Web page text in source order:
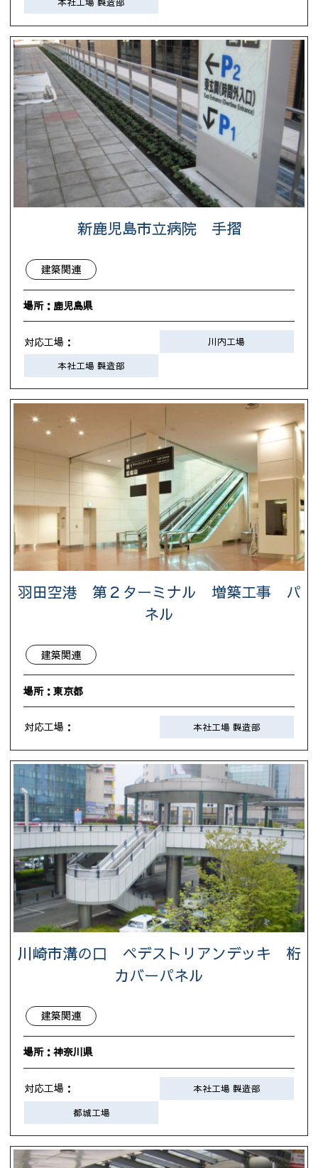
新鹿児島市立病院 手摺
建築関連
場所：鹿児島県
対応工場：
川内工場
本社工場 製造部
羽田空港 第２ターミナル 増築工事 パ
ネル
建築関連
場所：東京都
対応工場： 本社工場 製造部
川崎市溝の口 ペデストリアンデッキ 桁
カバーパネル
建築関連
場所：神奈川県
対応工場：
本社工場 製造部
都城工場